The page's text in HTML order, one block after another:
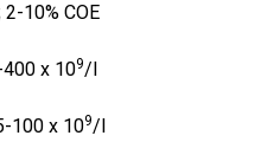
10% COE
x 109/l
100 x 109/l